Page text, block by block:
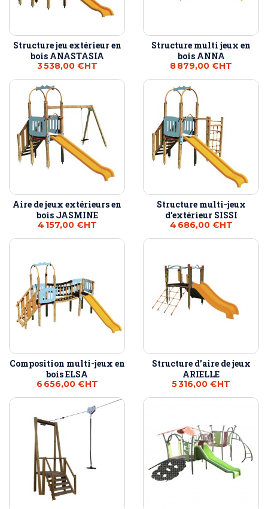
Structure jeu extérieur en
bois ANASTASIA
3 538,00 €HT
Structure multi jeux en
bois ANNA
8 879,00 €HT
Aire de jeux extérieurs en
bois JASMINE
4 157,00 €HT
Structure multi-jeux
d'extérieur SISSI
4 686,00 €HT
Composition multi-jeux en
bois ELSA
6 656,00 €HT
Structure d'aire de jeux
ARIELLE
5 316,00 €HT